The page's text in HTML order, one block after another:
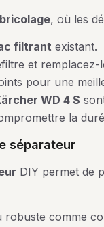
bricolage, où les
filtrant existant.
et
pour une
WD 4 S
la
séparateur
DIY permet de
robuste comme